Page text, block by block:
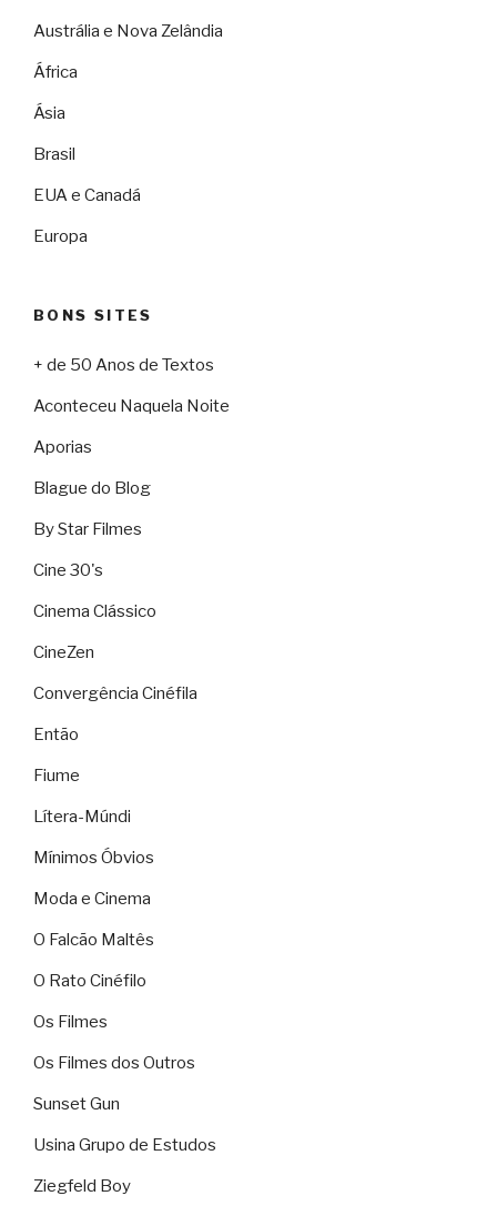
Austrália e Nova Zelândia
África
Ásia
Brasil
EUA e Canadá
Europa
BONS SITES
+ de 50 Anos de Textos
Aconteceu Naquela Noite
Aporias
Blague do Blog
By Star Filmes
Cine 30's
Cinema Clássico
CineZen
Convergência Cinéfila
Então
Fiume
Lítera-Múndi
Mínimos Óbvios
Moda e Cinema
O Falcão Maltês
O Rato Cinéfilo
Os Filmes
Os Filmes dos Outros
Sunset Gun
Usina Grupo de Estudos
Ziegfeld Boy